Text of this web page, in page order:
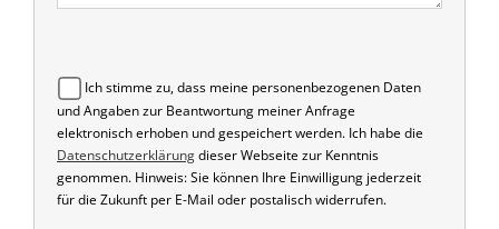
Ich stimme zu, dass meine personenbezogenen Daten
und Angaben zur Beantwortung meiner Anfrage
elektronisch erhoben und gespeichert werden. Ich habe die
Datenschutzerklärung dieser Webseite zur Kenntnis
genommen. Hinweis: Sie können Ihre Einwilligung jederzeit
für die Zukunft per E-Mail oder postalisch widerrufen.